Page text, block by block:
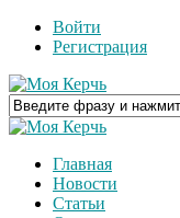
Войти
Регистрация
Главная
Новости
Статьи